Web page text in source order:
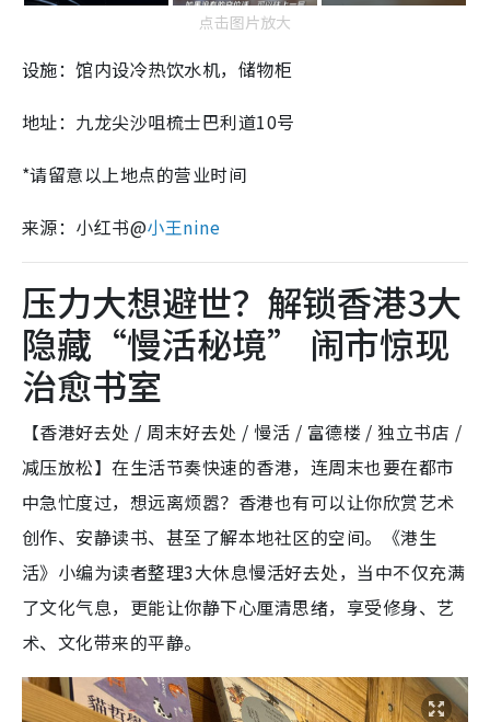
点击图片放大
设施：馆内设冷热饮水机，储物柜
地址：九龙尖沙咀梳士巴利道10号
*请留意以上地点的营业时间
来源：小红书@小王nine
压力大想避世？解锁香港3大
隐藏“慢活秘境” 闹市惊现
治愈书室
【香港好去处 / 周末好去处 / 慢活 / 富德楼 / 独立书店 /
减压放松】在生活节奏快速的香港，连周末也要在都市
中急忙度过，想远离烦嚣？香港也有可以让你欣赏艺术
创作、安静读书、甚至了解本地社区的空间。《港生
活》小编为读者整理3大休息慢活好去处，当中不仅充满
了文化气息，更能让你静下心厘清思绪，享受修身、艺
术、文化带来的平静。